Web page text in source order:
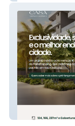
Lançamento